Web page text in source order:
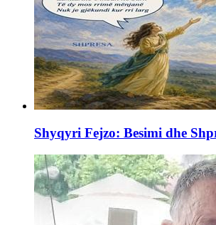
Shyqyri Fejzo: Besimi dhe